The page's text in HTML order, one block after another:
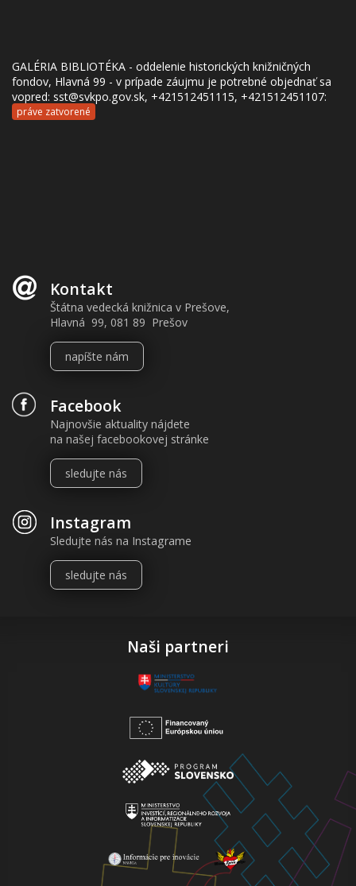
GALÉRIA BIBLIOTÉKA - oddelenie historických knižničných
fondov, Hlavná 99 - v prípade záujmu je potrebné objednať sa
vopred: sst@svkpo.gov.sk, +421512451115, +421512451107:
práve zatvorené
Kontakt
Štátna vedecká knižnica v Prešove,
Hlavná 99, 081 89 Prešov
napíšte nám
Facebook
Najnovšie aktuality nájdete
na našej facebookovej stránke
sledujte nás
Instagram
Sledujte nás na Instagrame
sledujte nás
Naši partneri